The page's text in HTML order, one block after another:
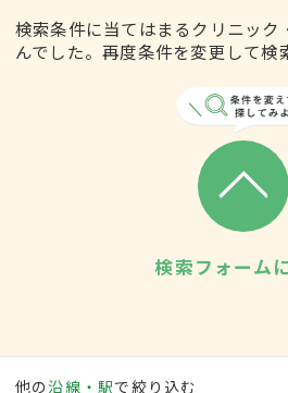
検索条件に当てはまるクリニック
んでした。再度条件を変更して検
検索フォーム
他の沿線・駅で絞り込む